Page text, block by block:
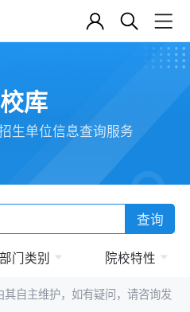
库
生单位信息查询服务
查询
门类别 院校特性
自主维护，如有疑问，请咨询发